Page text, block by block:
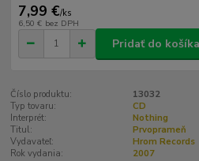
7,99 €/ks
6,50 € bez DPH
Pridať do košíka
Číslo produktu:
13032
Typ tovaru:
CD
Interprét:
Nothing
Titul:
Prvoprameň
Vydavateľ:
Hrom Records
Rok vydania:
2007